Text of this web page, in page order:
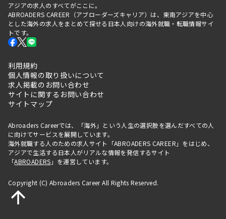
アジアの求人のすべてがここに。
ABROADERS CAREER（アブローダーズキャリア）は、東南アジアを中心
とした海外の求人をまとめて探せる日本人向けの海外就職・転職情報サイ
トです。
利用規約
個人情報の取り扱いについて
求人掲載のお問い合わせ
サイトに関するお問い合わせ
サイトマップ
Abroaders Careerでは、「海外」という人生の選択肢を選んだすべての人
に向けてサービスを展開しています。
海外就職する人のための求人サイト「ABROADERS CAREER」をはじめ、
アジアで生活する日本人がリアルな情報を発信するサイト
「ABROADERS 」を運営しています。
Copyright (C) Abroaders Career All Rights Reserved.